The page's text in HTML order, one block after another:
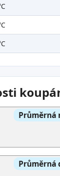
Průměrná
Průměrná